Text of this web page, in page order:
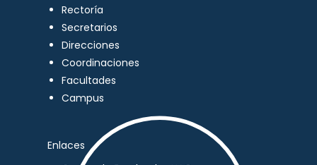
Rectoría
Secretarios
Direcciones
Coordinaciones
Facultades
Campus
Enlaces